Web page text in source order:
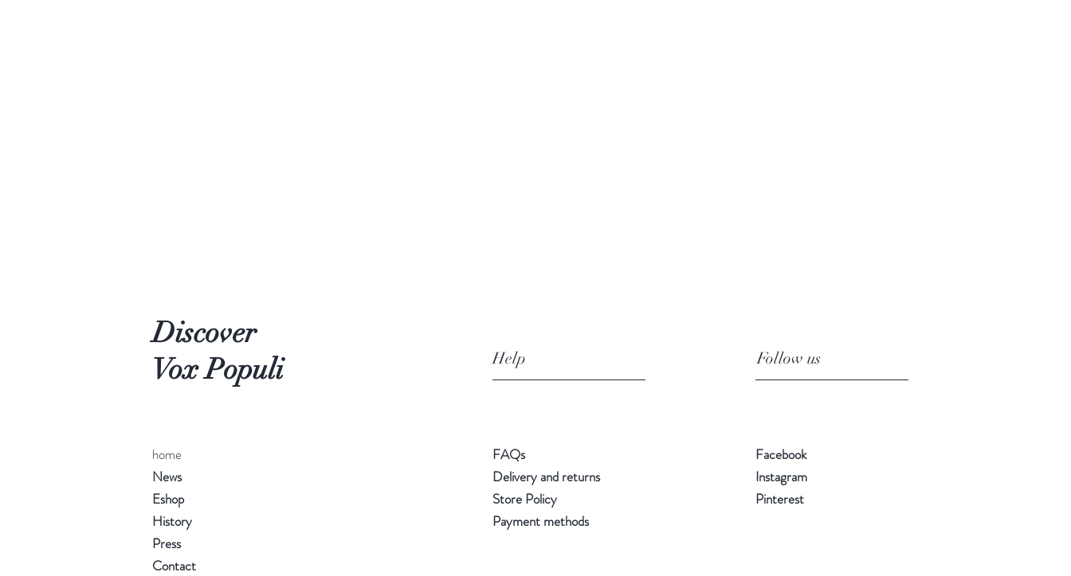
Discover
Vox Populi
Help
home
News
Eshop
History
Press
Contact
FAQs
Delivery and returns
Store Policy
Payment methods
Follow us
Facebook
Instagram
Pinterest